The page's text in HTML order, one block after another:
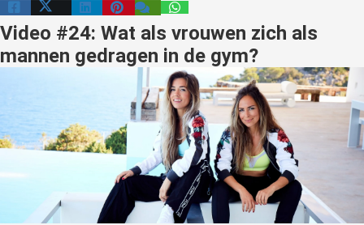
Video #24: Wat als vrouwen zich als
mannen gedragen in de gym?